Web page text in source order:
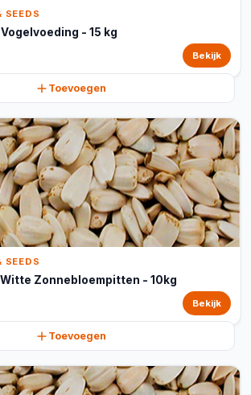
SEEDS
- 15 kg
Bekijk
Toevoegen
SEEDS
Zonnebloempitten - 10kg
Bekijk
Toevoegen